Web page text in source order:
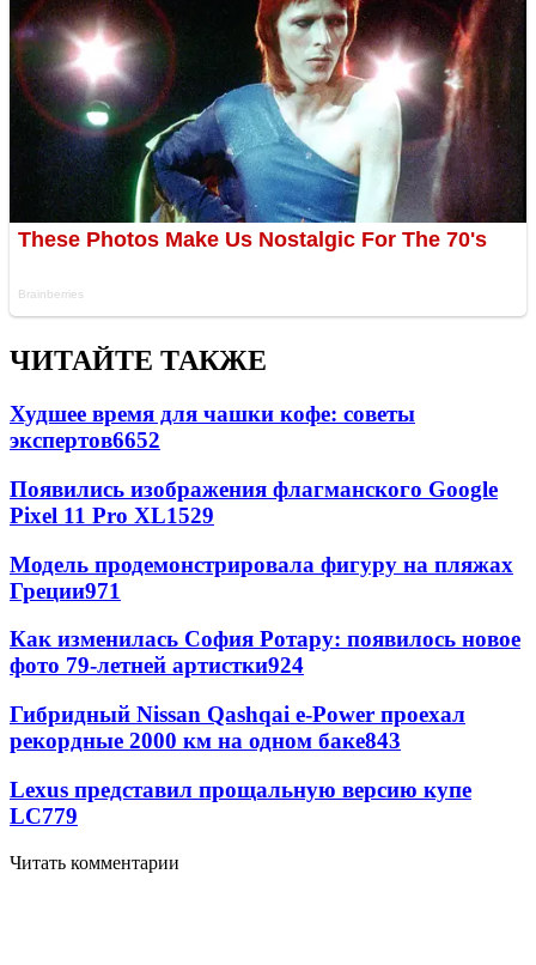
ЧИТАЙТЕ ТАКЖЕ
Худшее время для чашки кофе: советы
экспертов6652
Появились изображения флагманского Google
Pixel 11 Pro XL1529
Модель продемонстрировала фигуру на пляжах
Греции971
Как изменилась София Ротару: появилось новое
фото 79-летней артистки924
Гибридный Nissan Qashqai e-Power проехал
рекордные 2000 км на одном баке843
Lexus представил прощальную версию купе
LC779
Читать комментарии